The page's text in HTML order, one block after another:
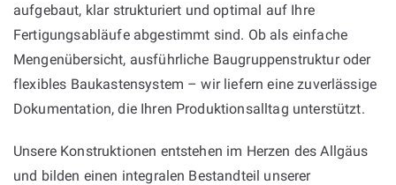
aufgebaut, klar strukturiert und optimal auf Ihre
Fertigungsabläufe abgestimmt sind. Ob als einfache
Mengenübersicht, ausführliche Baugruppenstruktur oder
flexibles Baukastensystem – wir liefern eine zuverlässige
Dokumentation, die Ihren Produktionsalltag unterstützt.
Unsere Konstruktionen entstehen im Herzen des Allgäus
und bilden einen integralen Bestandteil unserer